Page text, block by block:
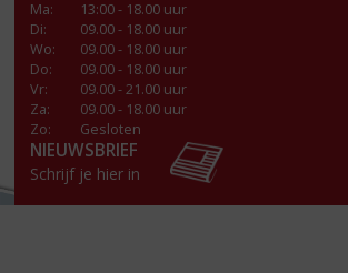
Ma:
13:00 - 18.00 uur
Di:
09.00 - 18.00 uur
Wo:
09.00 - 18.00 uur
Do:
09.00 - 18.00 uur
Vr:
09.00 - 21.00 uur
Za:
09.00 - 18.00 uur
Zo:
Gesloten
NIEUWSBRIEF
Schrijf je hier in